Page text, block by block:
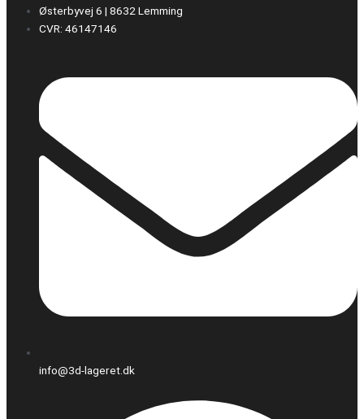
Østerbyvej 6 | 8632 Lemming
CVR: 46147146
info@3d-lageret.dk